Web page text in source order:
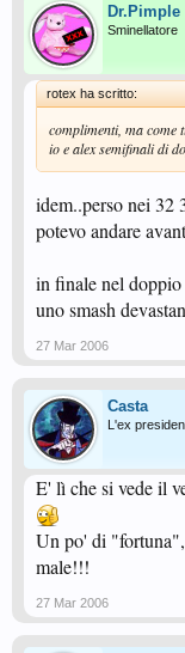
Dr.Pimple
Sminellatore
rotex ha scritto:
complimenti, ma come
io e alex semifinali di
idem..perso nei 32
potevo andare
in finale nel
uno smash
27 Mar 2006
Casta
L'ex
E' lì che si vede il
Un po' di
male!!!
27 Mar 2006